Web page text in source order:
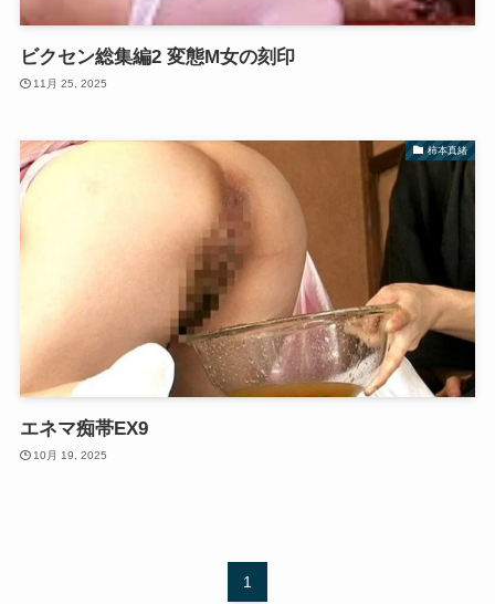
ビクセン総集編2 変態M女の刻印
11月 25, 2025
柿本真緒
エネマ痴帯EX9
10月 19, 2025
1